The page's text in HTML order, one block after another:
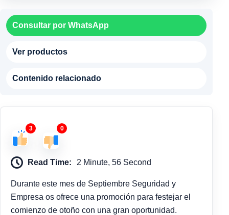
Consultar por WhatsApp
Ver productos
Contenido relacionado
3 0
Read Time: 2 Minute, 56 Second
Durante este mes de Septiembre Seguridad y
Empresa os ofrece una promoción para festejar el
comienzo de otoño con una gran oportunidad.